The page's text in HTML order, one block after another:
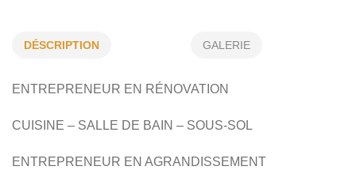
AGRANDISSEMENT CONSTRUCTION
ÉLECTRICITÉ RÉSIDENTIEL COMMERCIAL
DÉSCRIPTION GALERIE
ENTREPRENEUR EN RÉNOVATION
CUISINE – SALLE DE BAIN – SOUS-SOL
ENTREPRENEUR EN AGRANDISSEMENT